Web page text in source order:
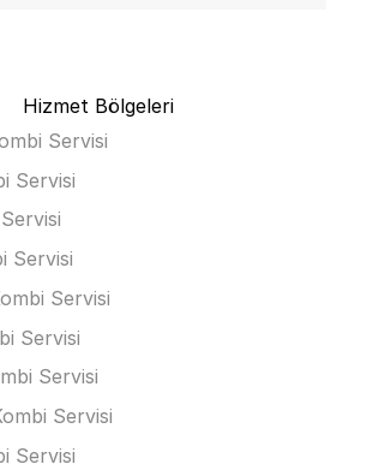
Hizmet Bölgeleri
Servisi
Servisi
Servisi
Servisi
Servisi
Servisi
Servisi
Servisi